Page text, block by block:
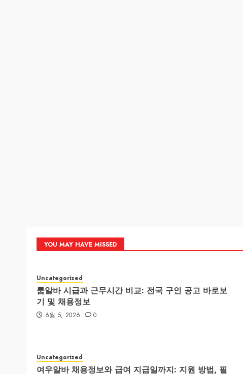
YOU MAY HAVE MISSED
Uncategorized
룸알바 시급과 근무시간 비교: 전국 구인 공고 바로보
기 및 채용정보
6월 5, 2026 0
Uncategorized
여우알바 채용정보와 급여 지급일까지: 지원 방법, 필